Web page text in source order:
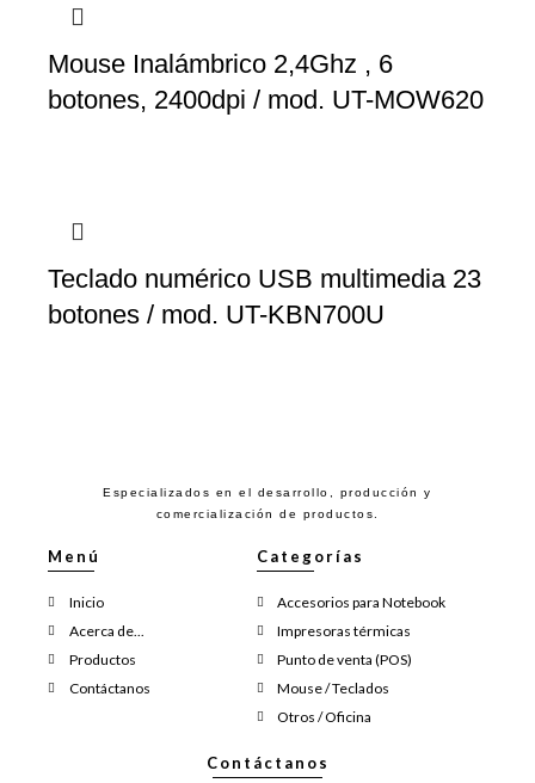
Mouse Inalámbrico 2,4Ghz , 6
botones, 2400dpi / mod. UT-MOW620
Teclado numérico USB multimedia 23
botones / mod. UT-KBN700U
Especializados en el desarrollo, producción y
comercialización de productos.
Menú
Inicio
Acerca de...
Productos
Contáctanos
Categorías
Accesorios para Notebook
Impresoras térmicas
Punto de venta (POS)
Mouse / Teclados
Otros / Oficina
Contáctanos